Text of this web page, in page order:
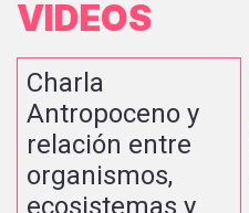
VIDEOS
Charla
Antropoceno y
relación entre
organismos,
ecosistemas y